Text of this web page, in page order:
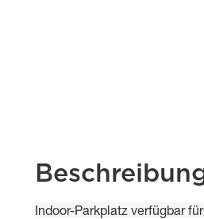
Object description
Indoor-Parkplatz verfügbar